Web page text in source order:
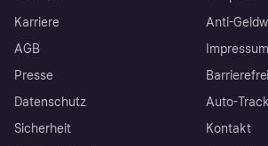
Karriere
AGB
Presse
Datenschutz
Sicherheit
Anti-
Impressum
Auto-Track
Kontakt